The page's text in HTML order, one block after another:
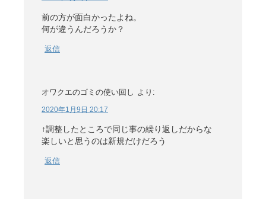
前の方が面白かったよね。
何が違うんだろうか？
返信
オワクエのゴミの使い回し より:
2020年1月9日 20:17
↑調整したところで同じ事の繰り返しだからな
楽しいと思うのは新規だけだろう
返信